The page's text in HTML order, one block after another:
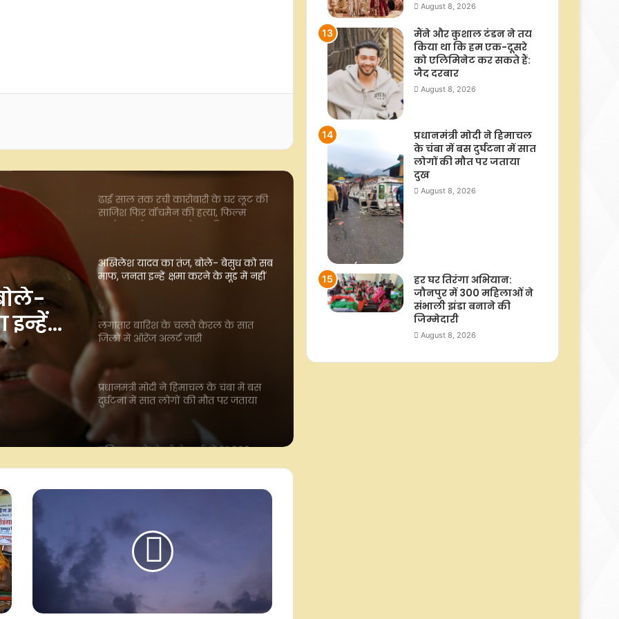
केरल
साजिश फिर वॉचमैन की हत्या, फिल्म
अखिलेश यादव का तंज, बोले- बेसुध को सब
माफ, जनता इन्हें क्षमा करने के मूड में नहीं
लगातार बारिश के चलते केरल के सात
जिलों में ऑरेंज अलर्ट जारी
प्रधानमंत्री मोदी ने हिमाचल के चंबा में बस
दुर्घटना में सात लोगों की मौत पर जताया
तमिलनाडु के डेयरी नेटवर्क में 22,500
दुधारू गायें जोड़ने की तैयारी, ग्रामीणों को दी
असम में बाढ़ से 13 जिलों में 15 लाख से
'पंडित': मायावती
'लोहिया के विचारों को त्याग परिवारवाद को
बनाया राजनीति का आधार', अखिलेश यादव
पर ब्रजेश पाठक का हमला
August 8, 2026
मैंने और कुशाल टंडन ने तय
किया था कि हम एक-दूसरे
को एलिमिनेट कर सकते हैं:
जैद दरबार
August 8, 2026
प्रधानमंत्री मोदी ने हिमाचल
के चंबा में बस दुर्घटना में सात
लोगों की मौत पर जताया
दुख
August 8, 2026
हर घर तिरंगा अभियान:
जौनपुर में 300 महिलाओं ने
संभाली झंडा बनाने की
जिम्मेदारी
August 8, 2026